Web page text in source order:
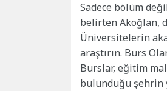
Sadece bölüm
belirten Akoğlan,
Üniversitelerin
araştırın. Burs
Burslar, eğitim
bulunduğu şehrin